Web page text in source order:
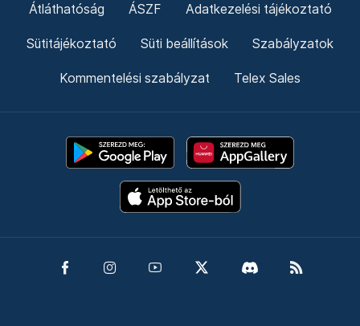
Átláthatóság ÁSZF Adatkezelési tájékoztató
Sütitájékoztató Süti beállítások Szabályzatok
Kommentelési szabályzat Telex Sales